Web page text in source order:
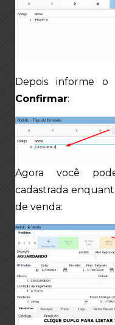
Depois informe o
Confirmar:
Agora você
cadastrada
de venda: